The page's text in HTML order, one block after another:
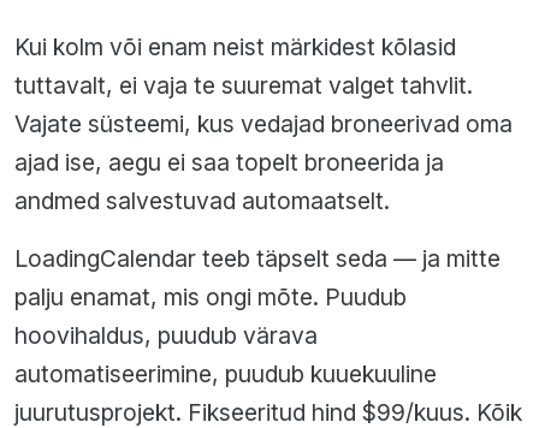
Kui kolm või enam neist märkidest kõlasid
tuttavalt, ei vaja te suuremat valget tahvlit.
Vajate süsteemi, kus vedajad broneerivad oma
ajad ise, aegu ei saa topelt broneerida ja
andmed salvestuvad automaatselt.
LoadingCalendar teeb täpselt seda — ja mitte
palju enamat, mis ongi mõte. Puudub
hoovihaldus, puudub värava
automatiseerimine, puudub kuuekuuline
juurutusprojekt. Fikseeritud hind $99/kuus. Kõik